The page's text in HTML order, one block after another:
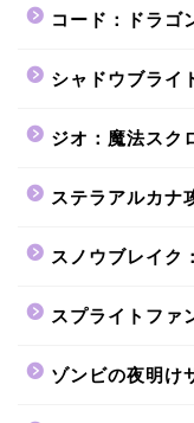
コード：ドラゴ
シャドウブライ
ジオ：魔法スク
ステラアルカナ
スノウブレイク
スプライトファ
ゾンビの夜明け